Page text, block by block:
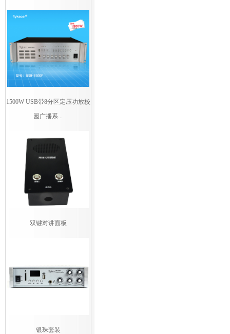
1500W USB带8分区定压功放校
园广播系...
双键对讲面板
银珠套装